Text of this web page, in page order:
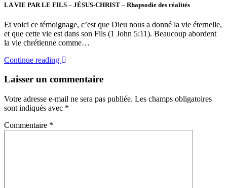
LA VIE PAR LE FILS – JÉSUS-CHRIST – Rhapsodie des réalités
Et voici ce témoignage, c’est que Dieu nous a donné la vie éternelle,
et que cette vie est dans son Fils (1 John 5:11). Beaucoup abordent
la vie chrétienne comme…
Continue reading
Laisser un commentaire
Votre adresse e-mail ne sera pas publiée. Les champs obligatoires
sont indiqués avec *
Commentaire *